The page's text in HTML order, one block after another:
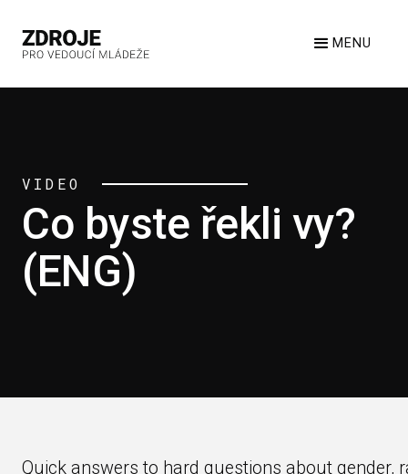
MENU
VIDEO
Co byste řekli vy?
(ENG)
Quick answers to hard questions about gender,